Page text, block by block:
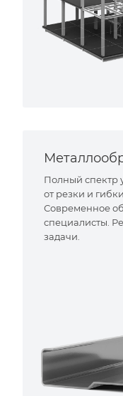
Полный спектр
от резки и
Современное
специалисты.
задачи.